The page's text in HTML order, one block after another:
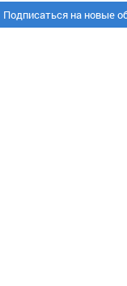
Подписаться на новые